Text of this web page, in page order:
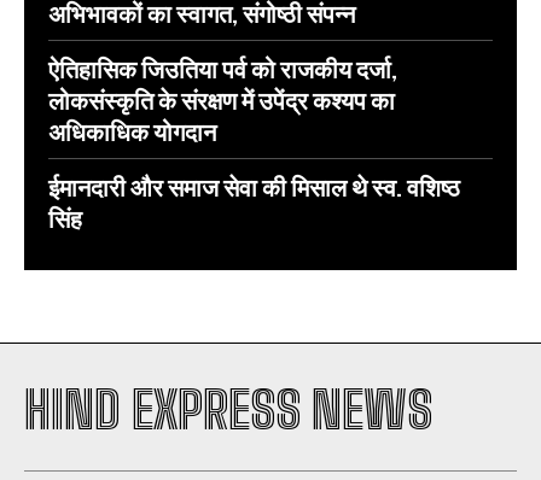
अभिभावकों का स्वागत, संगोष्ठी संपन्न
ऐतिहासिक जिउतिया पर्व को राजकीय दर्जा,
लोकसंस्कृति के संरक्षण में उपेंद्र कश्यप का
अधिकाधिक योगदान
ईमानदारी और समाज सेवा की मिसाल थे स्व. वशिष्ठ
सिंह
HIND EXPRESS NEWS